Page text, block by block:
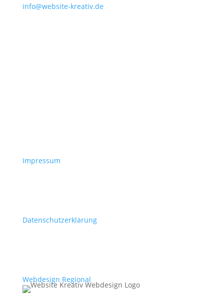
info@website-kreativ.de
Impressum
Datenschutzerklärung
Webdesign Regional